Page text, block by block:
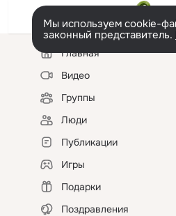
Мы используем cookie-
законный представитель.
Левая
колонкаГлавная
Видео
Группы
Люди
Публикации
Игры
Подарки
Поздравления